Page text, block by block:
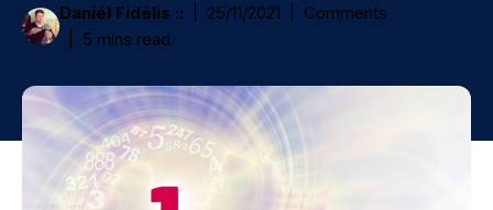
Daniél Fidélis :: 25/11/2021
Comments
5 mins read